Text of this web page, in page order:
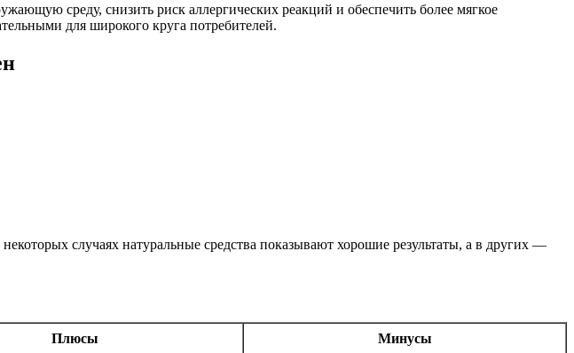
среду, снизить риск аллергических реакций и обеспечить более мягкое
для широкого круга потребителей.
случаях натуральные средства показывают хорошие результаты, а в других —
Плюсы Минусы